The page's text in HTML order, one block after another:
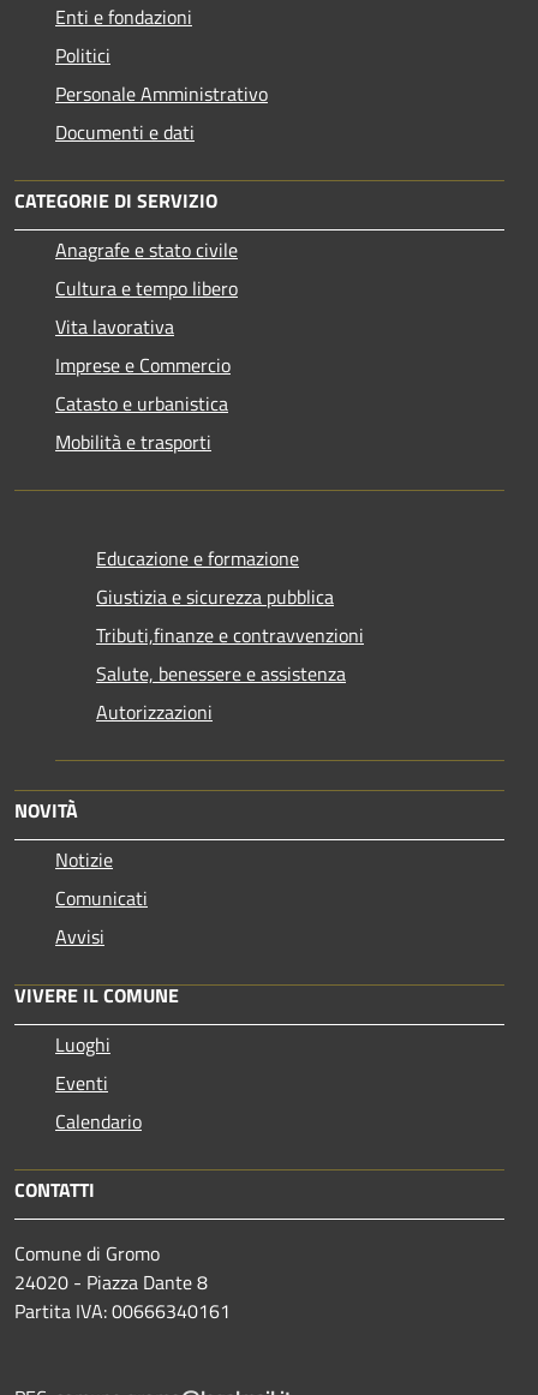
Enti e fondazioni
Politici
Personale Amministrativo
Documenti e dati
CATEGORIE DI SERVIZIO
Anagrafe e stato civile
Cultura e tempo libero
Vita lavorativa
Imprese e Commercio
Catasto e urbanistica
Mobilità e trasporti
Educazione e formazione
Giustizia e sicurezza pubblica
Tributi,finanze e contravvenzioni
Salute, benessere e assistenza
Autorizzazioni
NOVITÀ
Notizie
Comunicati
Avvisi
VIVERE IL COMUNE
Luoghi
Eventi
Calendario
CONTATTI
Comune di Gromo
24020 - Piazza Dante 8
Partita IVA: 00666340161